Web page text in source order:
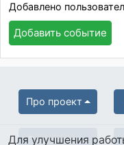
Добавлено
Добавить событие
Про проект
Партнерам
Для улучшения